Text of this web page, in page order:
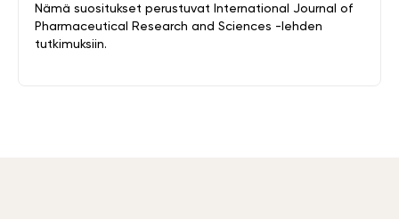
Nämä suositukset perustuvat International Journal of
Pharmaceutical Research and Sciences -lehden
tutkimuksiin.